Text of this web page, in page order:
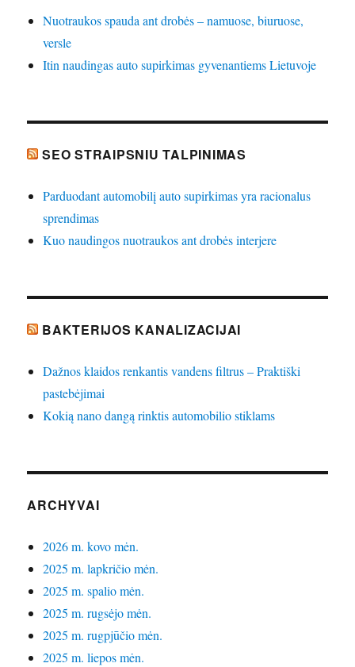
Nuotraukos spauda ant drobės – namuose, biuruose,
versle
Itin naudingas auto supirkimas gyvenantiems Lietuvoje
SEO STRAIPSNIU TALPINIMAS
Parduodant automobilį auto supirkimas yra racionalus
sprendimas
Kuo naudingos nuotraukos ant drobės interjere
BAKTERIJOS KANALIZACIJAI
Dažnos klaidos renkantis vandens filtrus – Praktiški
pastebėjimai
Kokią nano dangą rinktis automobilio stiklams
ARCHYVAI
2026 m. kovo mėn.
2025 m. lapkričio mėn.
2025 m. spalio mėn.
2025 m. rugsėjo mėn.
2025 m. rugpjūčio mėn.
2025 m. liepos mėn.